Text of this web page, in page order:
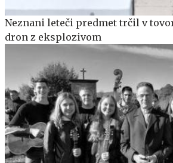
Neznani leteči predmet trčil v
dron z eksplozivom